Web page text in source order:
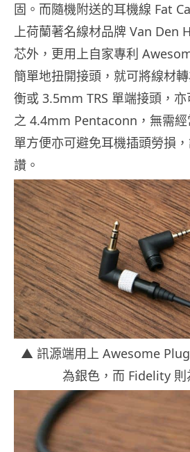
固。而隨機附送的耳機線 Fat
上荷蘭著名線材品牌 Van Den
芯外，更用上自家專利
簡單地扭開接頭，就可將線材
衡或 3.5mm TRS 單端接頭，
之 4.4mm Pentaconn，無需
單方便亦可避免耳機插頭勞損
讚。
▲ 訊源端用上 Awesome
為銀色，而 Fidelity 則